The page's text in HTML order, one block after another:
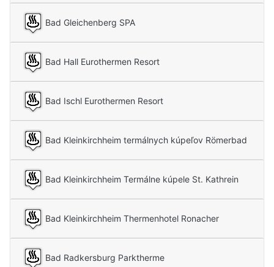
Bad Gleichenberg SPA
Bad Hall Eurothermen Resort
Bad Ischl Eurothermen Resort
Bad Kleinkirchheim termálnych kúpeľov Römerbad
Bad Kleinkirchheim Termálne kúpele St. Kathrein
Bad Kleinkirchheim Thermenhotel Ronacher
Bad Radkersburg Parktherme